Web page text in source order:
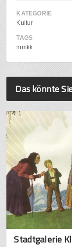
KATEGORIE
Kultur
TAGS
mmkk
Das könnte
Stadtgalerie